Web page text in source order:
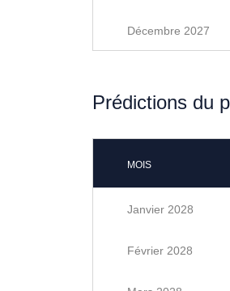
Décembre 2027
Prédictions du
MOIS
Janvier 2028
Février 2028